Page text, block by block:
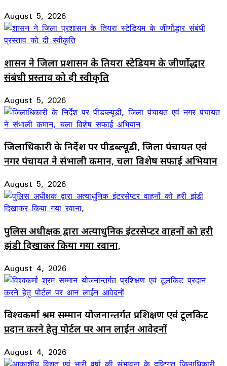
August 5, 2026
शासन ने जिला प्रशासन के तियरा स्टेडियम के जीर्णोद्धार
संबंधी प्रस्ताव को दी स्वीकृति
August 5, 2026
जिलाधिकारी के निर्देश पर पीडब्ल्यूडी, जिला पंचायत एवं
नगर पंचायत ने संभाली कमान, चला विशेष सफाई अभियान
August 5, 2026
पुलिस अधीक्षक द्वारा अत्याधुनिक इंटरसेप्टर वाहनों को हरी
झंडी दिखाकर किया गया रवाना,
August 4, 2026
विश्वकर्मा श्रम सम्मान योजनान्तर्गत प्रशिक्षण एवं टूलकिट
प्रदान करने हेतु पोर्टल पर आन लाईन आवेदनों
August 4, 2026